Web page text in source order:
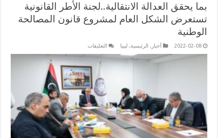
بما يحقق العدالة الانتقالية..لجنة الأطر القانونية
تستعرض الشكل العام لمشروع قانون المصالحة
الوطنية
2022-02-08 أخبار , الرئيسية,ليبيا التعليقات
يحقق
العدالة
الانتقالية..لجنة
الأطر
القانونية
تستعرض
الشكل
العام
لمشروع
قانون
المصالحة
الوطنية
مغلقة